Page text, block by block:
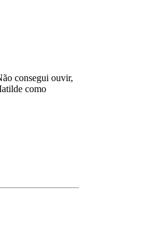
consegui ouvir,
como